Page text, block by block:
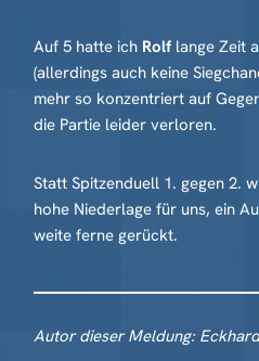
Auf 5 hatte ich Rolf lange Zeit
(allerdings auch keine
mehr so konzentriert auf
die Partie leider verloren.
Statt Spitzenduell 1. gegen 2.
hohe Niederlage für uns, ein
weite ferne gerückt.
Autor dieser Meldung: